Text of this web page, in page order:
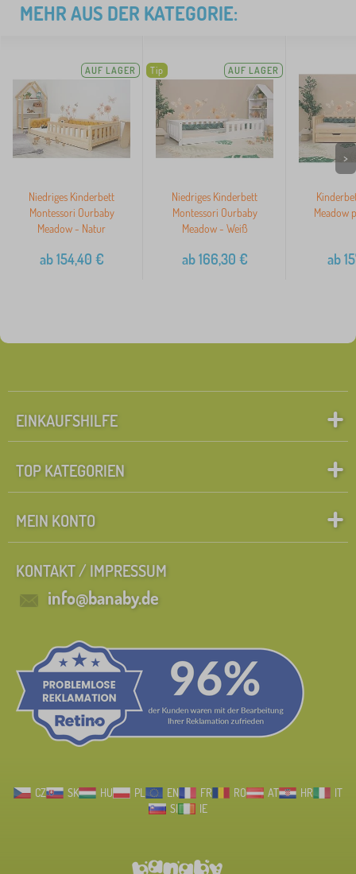
MEHR AUS DER KATEGORIE:
AUF LAGER
Niedriges Kinderbett
Montessori Ourbaby
Meadow - Natur
ab154,40 €
Tip AUF LAGER
Niedriges Kinderbett
Montessori Ourbaby
Meadow - Weiß
ab166,30 €
Meadow
ab
>
EINKAUFSHILFE
TOP KATEGORIEN
MEIN KONTO
KONTAKT / IMPRESSUM
info@banaby.de
CZ SK HU PL EN FR RO AT HR
IT
SI
IE